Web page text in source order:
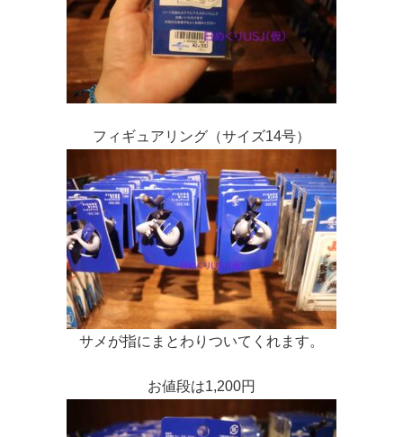
フィギュアリング（サイズ14号）
サメが指にまとわりついてくれます。
お値段は1,200円